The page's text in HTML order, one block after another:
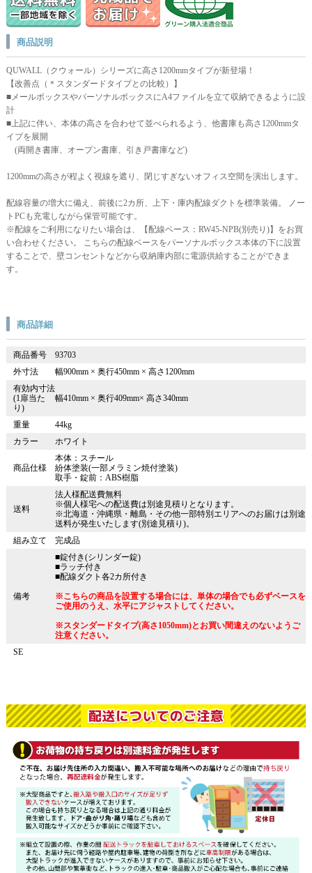
商品説明
QUWALL（クウォール）シリーズに高さ1200mmタイプが新登場！
【改善点（＊スタンダードタイプとの比較）】
■メールボックスやパーソナルボックスにA4ファイルを立て収納できるように設
計
■上記に伴い、本体の高さを合わせて並べられるよう、他書庫も高さ1200mmタ
イプを展開
(両開き書庫、オープン書庫、引き戸書庫など)
1200mmの高さが程よく視線を遮り、閉じすぎないオフィス空間を演出します。
配線容量の増大に備え、前後に2カ所、上下・庫内配線ダクトを標準装備。 ノー
トPCも充電しながら保管可能です。
※配線をご利用になりたい場合は、【配線ベース：RW45-NPB(別売り)】をお買
い合わせください。 こちらの配線ベースをパーソナルボックス本体の下に設置
することで、壁コンセントなどから収納庫内部に電源供給することができま
す。
商品詳細
商品番号
93703
外寸法
幅900mm × 奥行450mm × 高さ1200mm
有効内寸法
(1扉当た
り)
幅410mm × 奥行409mm× 高さ340mm
重量
44kg
カラー
ホワイト
商品仕様
本体：スチール
紛体塗装(一部メラミン焼付塗装)
取手・錠前：ABS樹脂
送料
法人様配送費無料
※個人様宅への配送費は別途見積りとなります。
※北海道・沖縄県・離島・その他一部特別エリアへのお届けは別途
送料が発生いたします(別途見積り)。
組み立て
完成品
備考
■錠付き(シリンダー錠)
■ラッチ付き
■配線ダクト各2カ所付き
※こちらの商品を設置する場合には、単体の場合でも必ずベースを
ご使用のうえ、水平にアジャストしてください。
※スタンダードタイプ(高さ1050mm)とお買い間違えのないようご
注意ください。
SE